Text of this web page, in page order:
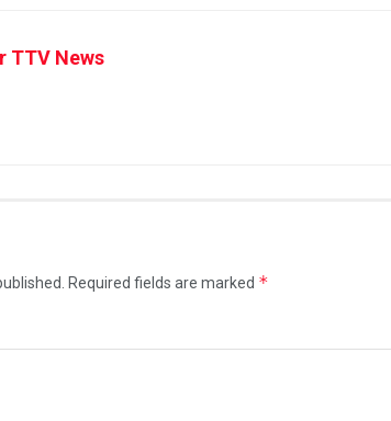
TTV News
Required fields are marked *